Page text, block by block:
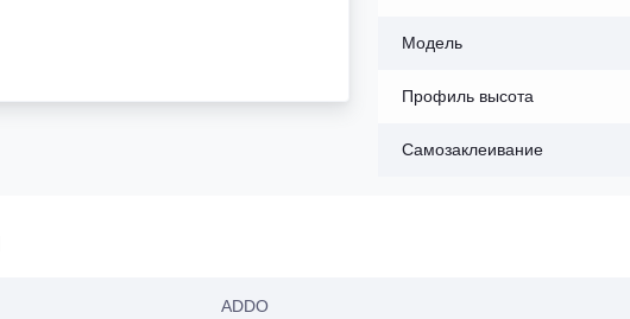
Модель
Профиль высота
Самозаклеивание
ADDO